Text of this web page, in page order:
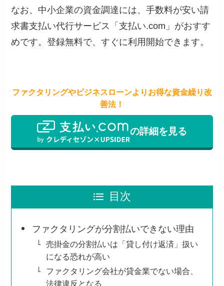
なお、中小企業の資金調達には、手数料が安い請
求書支払い代行サービス「支払い.com」がおすす
めです。登録無料で、すぐに利用開始できます。
ファクタリングやビジネスローンよりお得な資金繰り改
善法！
の詳細を見る
目次
ファクタリングが分割払いできない理由
売掛金の分割払いは「貸し付け返済」扱い
になる恐れが高い
ファクタリング会社が貸金業でない場合、
法律違反となる